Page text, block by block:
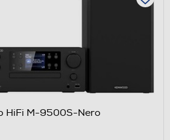
HiFi M-9500S-Nero